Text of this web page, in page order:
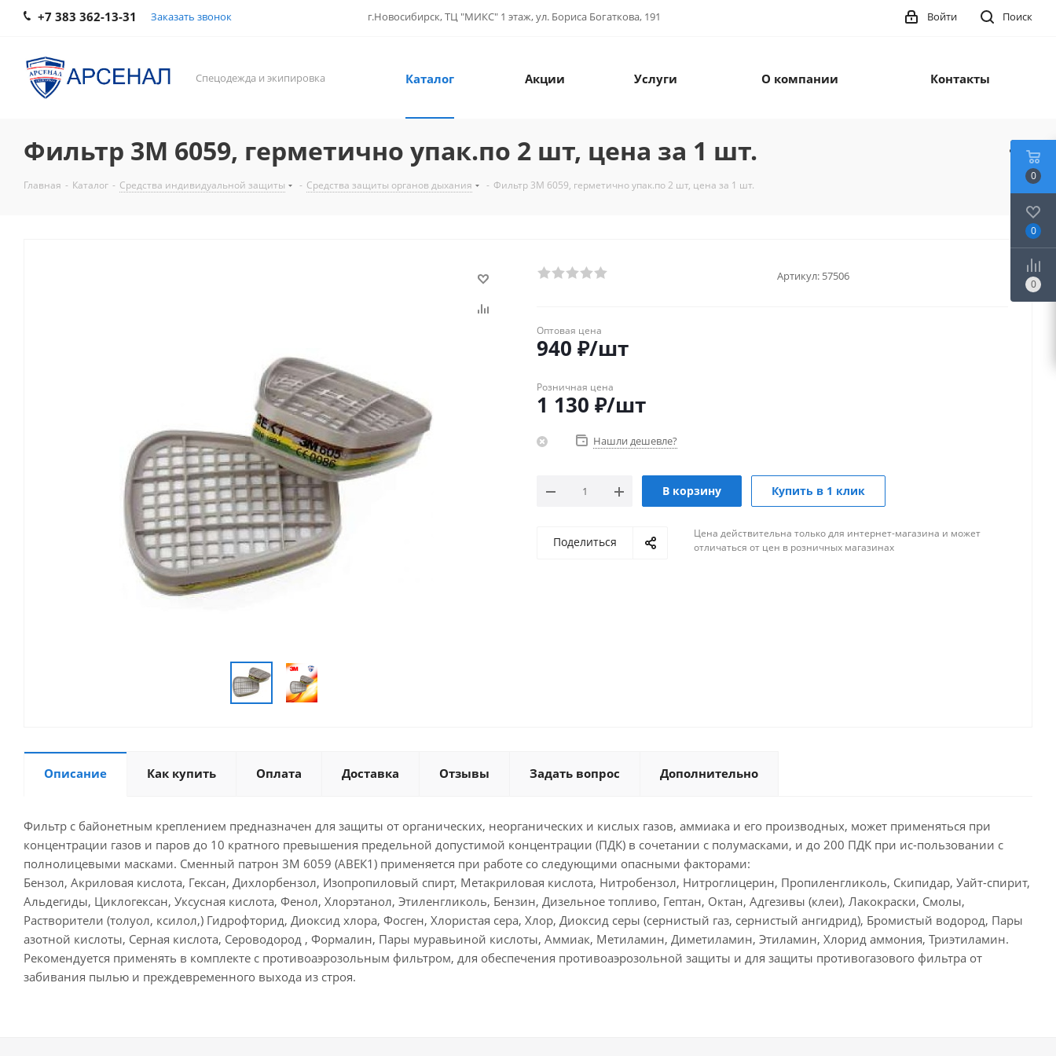
+7 383 362-13-31 Заказать звонок г.Новосибирск, ТЦ "МИКС" 1 этаж, ул. Бориса Богаткова, 191 Поиск
Войти
Спецодежда и экипировка Каталог Акции Услуги О компании Контакты
Фильтр 3М 6059, герметично упак.по 2 шт, цена за 1 шт.
Главная - Каталог - Средства индивидуальной защиты - Средства защиты органов дыхания - Фильтр 3М 6059, герметично упак.по 2 шт, цена за 1 шт.
Артикул: 57506
Оптовая цена
940 ₽/шт
Розничная цена
1 130 ₽/шт
Нашли дешевле?
В корзину Купить в 1 клик
Поделиться
Цена действительна только для интернет-магазина и может
отличаться от цен в розничных магазинах
Описание Как купить Оплата Доставка Отзывы Задать вопрос Дополнительно
Фильтр с байонетным креплением предназначен для защиты от органических, неорганических и кислых газов, аммиака и его производных, может применяться при
концентрации газов и паров до 10 кратного превышения предельной допустимой концентрации (ПДК) в сочетании с полумасками, и до 200 ПДК при ис-пользовании с
полнолицевыми масками. Сменный патрон 3М 6059 (АВЕК1) применяется при работе со следующими опасными факторами:
Бензол, Акриловая кислота, Гексан, Дихлорбензол, Изопропиловый спирт, Метакриловая кислота, Нитробензол, Нитроглицерин, Пропиленгликоль, Скипидар, Уайт-спирит,
Альдегиды, Циклогексан, Уксусная кислота, Фенол, Хлорэтанол, Этиленгликоль, Бензин, Дизельное топливо, Гептан, Октан, Адгезивы (клеи), Лакокраски, Смолы,
Растворители (толуол, ксилол,) Гидрофторид, Диоксид хлора, Фосген, Хлористая сера, Хлор, Диоксид серы (сернистый газ, сернистый ангидрид), Бромистый водород, Пары
азотной кислоты, Серная кислота, Сероводород , Формалин, Пары муравьиной кислоты, Аммиак, Метиламин, Диметиламин, Этиламин, Хлорид аммония, Триэтиламин.
Рекомендуется применять в комплекте с противоаэрозольным фильтром, для обеспечения противоаэрозольной защиты и для защиты противогазового фильтра от
забивания пылью и преждевременного выхода из строя.
0
0
0